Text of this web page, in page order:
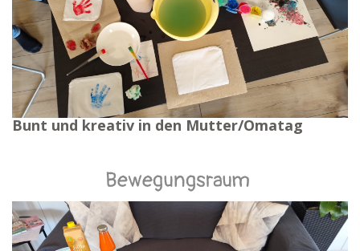
Bunt und kreativ in den Mutter/Omatag
Bewegungsraum